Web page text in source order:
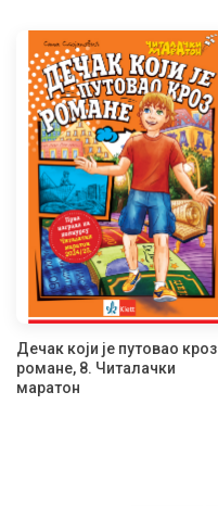
Дечак који је путовао кроз
романе, 8. Читалачки
маратон